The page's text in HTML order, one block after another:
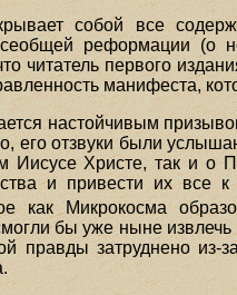
собой все
реформации (о
читатель первого
манифеста,
настойчивым
его отзвуки были
Христе, так и о
и привести их все
как Микрокосма
бы уже ныне
правды затруднено из-